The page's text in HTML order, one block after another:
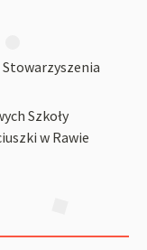
Szkoły
w Rawie